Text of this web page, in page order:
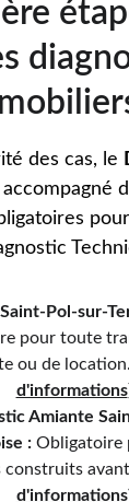
des cas, le
Saint-Pol-sur-
pour toute
ou de location.
d'informations]
Amiante
: Obligatoire
construits
d'informations]